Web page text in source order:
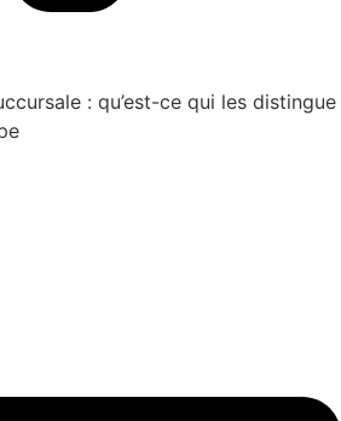
: qu’est-ce qui les distingue